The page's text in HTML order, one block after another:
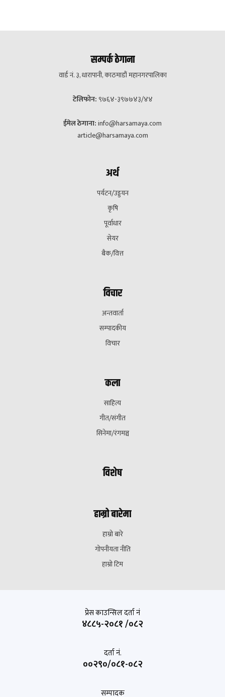
सम्पर्क ठेगाना
वार्ड नं. ३, धारापानी, काठमाडौं महानगरपालिका
टेलिफोन: ९७६४-३९७७४३/४४
ईमेल ठेगाना:info@harsamaya.com
article@harsamaya.com
अर्थ
पर्यटन/उड्डयन
कृषि
पूर्वाधार
सेयर
बैक/वित्त
विचार
अन्तवार्ता
सम्पादकीय
विचार
कला
साहित्य
गीत/संगीत
सिनेमा/रंगमञ्च
विशेष
हाम्रो बारेमा
हाम्रो बारे
गोपनीयता नीति
हाम्रो टिम
प्रेस काउन्सिल दर्ता नं
४८८५-२०८१ /०८२
दर्ता नं.
००२९०/०८१-०८२
सम्पादक